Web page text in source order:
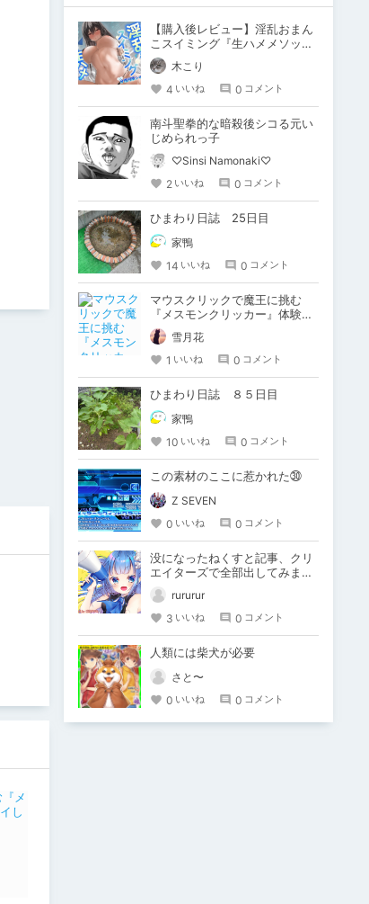
【購入後レビュー】淫乱おまん
こスイミング『生ハメメソッ
ド』とは何なのか？
木こり
4 いいね 0 コメント
南斗聖拳的な暗殺後シコる元い
じめられっ子
♡Sinsi Namonaki♡
2 いいね 0 コメント
ひまわり日誌 25日目
家鴨
14 いいね 0 コメント
マウスクリックで魔王に挑む
『メスモンクリッカー』体験版
プレイしてみた
雪月花
1 いいね 0 コメント
ひまわり日誌 ８５日目
家鴨
10 いいね 0 コメント
この素材のここに惹かれた㉚
Z SEVEN
0 いいね 0 コメント
没になったねくすと記事、クリ
エイターズで全部出してみま
す。
rururur
3 いいね 0 コメント
人類には柴犬が必要
さと〜
0 いいね 0 コメント